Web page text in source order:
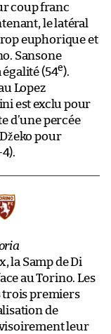
coup franc
le latéral
euphorique et
Sansone
égalité (54e).
Lopez
est exclu pour
d’une percée
pour
la Samp de Di
au Torino. Les
trois premiers
de
leur